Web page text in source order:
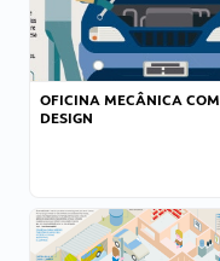
OFICINA MECÂNICA COM
DESIGN